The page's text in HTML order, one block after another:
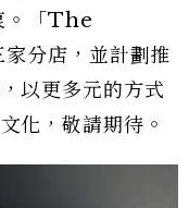
。「The
分店，並計劃推
以更多元的方式
化，敬請期待。